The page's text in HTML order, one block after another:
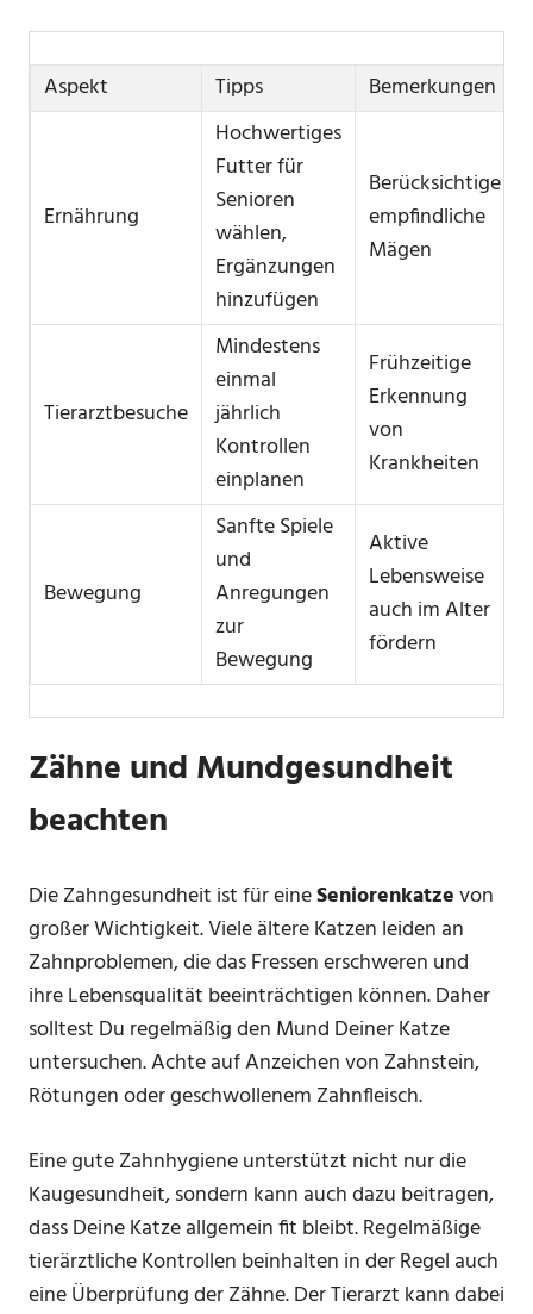
Aspekt Tipps Bemerkungen
Ernährung
Hochwertiges
Futter für
Senioren
wählen,
Ergänzungen
hinzufügen
Berücksichtige
empfindliche
Mägen
Tierarztbesuche
Mindestens
einmal
jährlich
Kontrollen
einplanen
Frühzeitige
Erkennung
von
Krankheiten
Bewegung
Sanfte Spiele
und
Anregungen
zur
Bewegung
Aktive
Lebensweise
auch im Alter
fördern
Zähne und Mundgesundheit
beachten
Die Zahngesundheit ist für eineSeniorenkatzevon
großer Wichtigkeit. Viele ältere Katzen leiden an
Zahnproblemen, die das Fressen erschweren und
ihre Lebensqualität beeinträchtigen können. Daher
solltest Du regelmäßig den Mund Deiner Katze
untersuchen. Achte auf Anzeichen von Zahnstein,
Rötungen oder geschwollenem Zahnfleisch.
Eine gute Zahnhygiene unterstützt nicht nur die
Kaugesundheit, sondern kann auch dazu beitragen,
dass Deine Katze allgemein fit bleibt. Regelmäßige
tierärztliche Kontrollen beinhalten in der Regel auch
eine Überprüfung der Zähne. Der Tierarzt kann dabei